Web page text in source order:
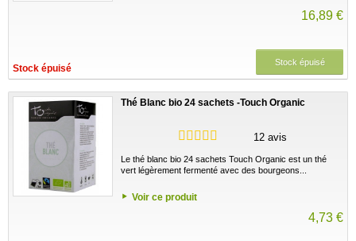
16,89 €
Stock épuisé
Stock épuisé
Thé Blanc bio 24 sachets -Touch Organic
12 avis
Le thé blanc bio 24 sachets Touch Organic est un thé
vert légèrement fermenté avec des bourgeons...
Voir ce produit
4,73 €